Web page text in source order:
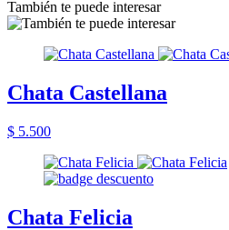
También te puede interesar
Chata Castellana
$ 5.500
Chata Felicia